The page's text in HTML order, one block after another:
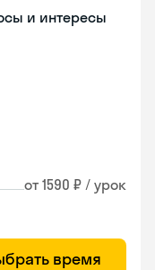
и интересы
от 1590 ₽ / урок
время